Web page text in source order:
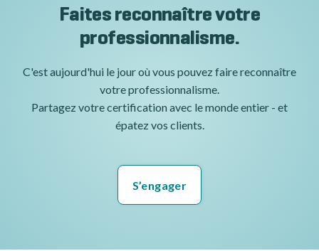
Faites reconnaître votre
professionnalisme.
C'est aujourd'hui le jour où vous pouvez faire reconnaître
votre professionnalisme.
Partagez votre certification avec le monde entier - et
épatez vos clients.
S’engager